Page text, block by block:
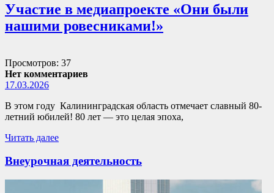
Участие в медиапроекте «Они были
нашими ровесниками!»
Просмотров: 37
Нет комментариев
17.03.2026
В этом году Калининградская область отмечает славный 80-
летний юбилей! 80 лет — это целая эпоха,
Читать далее
Внеурочная деятельность